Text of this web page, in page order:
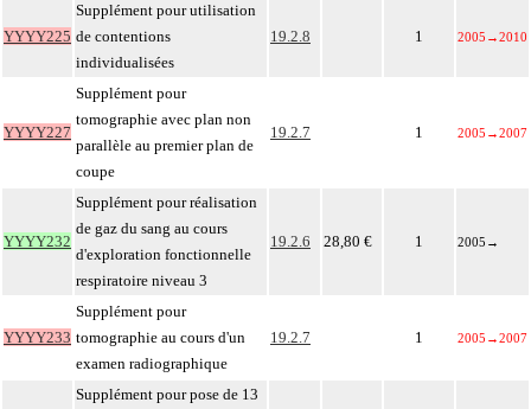
YYYY225
Supplément pour utilisation
de contentions
individualisées
19.2.8 1 2005 →2010
YYYY227
Supplément pour
tomographie avec plan non
parallèle au premier plan de
coupe
19.2.7 1 2005 →2007
YYYY232
Supplément pour réalisation
de gaz du sang au cours
d'exploration fonctionnelle
respiratoire niveau 3
19.2.6 28,80 € 1 2005 →
YYYY233
Supplément pour
tomographie au cours d'un
examen radiographique
19.2.7 1 2005 →2007
Supplément pour pose de 13